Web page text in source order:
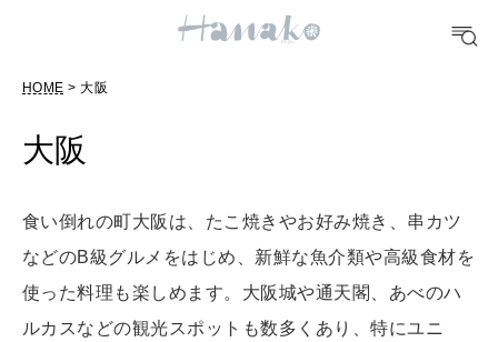
FORTUNE
明日のわたし
HOME > 大阪
大阪
食い倒れの町大阪は、たこ焼きやお好み焼き、串カツ
などのB級グルメをはじめ、新鮮な魚介類や高級食材を
使った料理も楽しめます。大阪城や通天閣、あべのハ
ルカスなどの観光スポットも数多くあり、特にユニ